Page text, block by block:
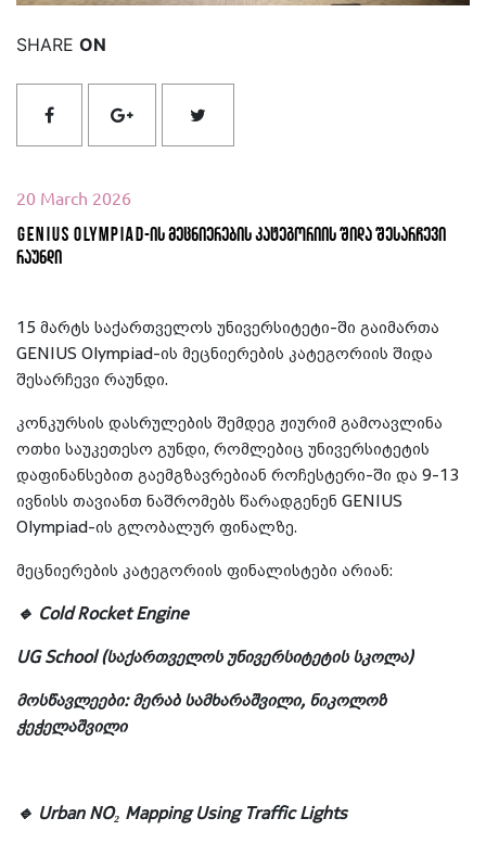
SHARE ON
20 March 2026
GENIUS Olympiad-ის მეცნიერების კატეგორიის შიდა შესარჩევი
რაუნდი
15 მარტს საქართველოს უნივერსიტეტი-ში გაიმართა
GENIUS Olympiad-ის მეცნიერების კატეგორიის შიდა
შესარჩევი რაუნდი.
კონკურსის დასრულების შემდეგ ჟიურიმ გამოავლინა
ოთხი საუკეთესო გუნდი, რომლებიც უნივერსიტეტის
დაფინანსებით გაემგზავრებიან როჩესტერი-ში და 9-13
ივნისს თავიანთ ნაშრომებს წარადგენენ GENIUS
Olympiad-ის გლობალურ ფინალზე.
მეცნიერების კატეგორიის ფინალისტები არიან:
🔹 Cold Rocket Engine
UG School (საქართველოს უნივერსიტეტის სკოლა)
მოსწავლეები: მერაბ სამხარაშვილი, ნიკოლოზ
ჭეჭელაშვილი
🔹 Urban NO₂ Mapping Using Traffic Lights